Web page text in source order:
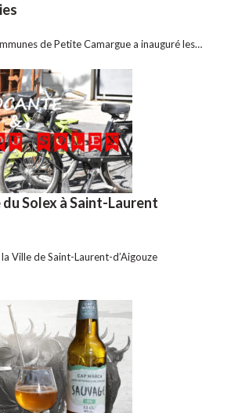
de Petite Camargue a inauguré les…
Solex à Saint-Laurent
Ville de Saint-Laurent-d’Aigouze